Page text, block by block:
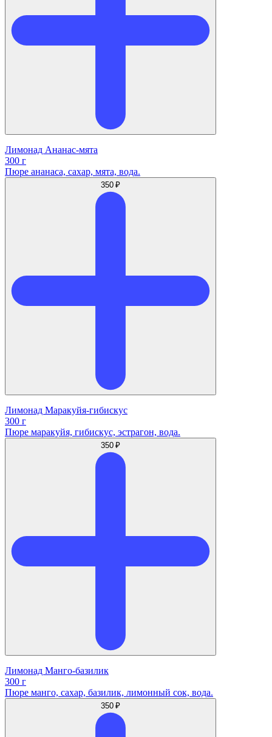
Лимонад Ананас-мята
300 г
Пюре ананаса, сахар, мята, вода.
350 ₽
Лимонад Маракуйя-гибискус
300 г
Пюре маракуйя, гибискус, эстрагон, вода.
350 ₽
Лимонад Манго-базилик
300 г
Пюре манго, сахар, базилик, лимонный сок, вода.
350 ₽